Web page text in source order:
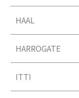
HAAL
HARROGATE
ITTI